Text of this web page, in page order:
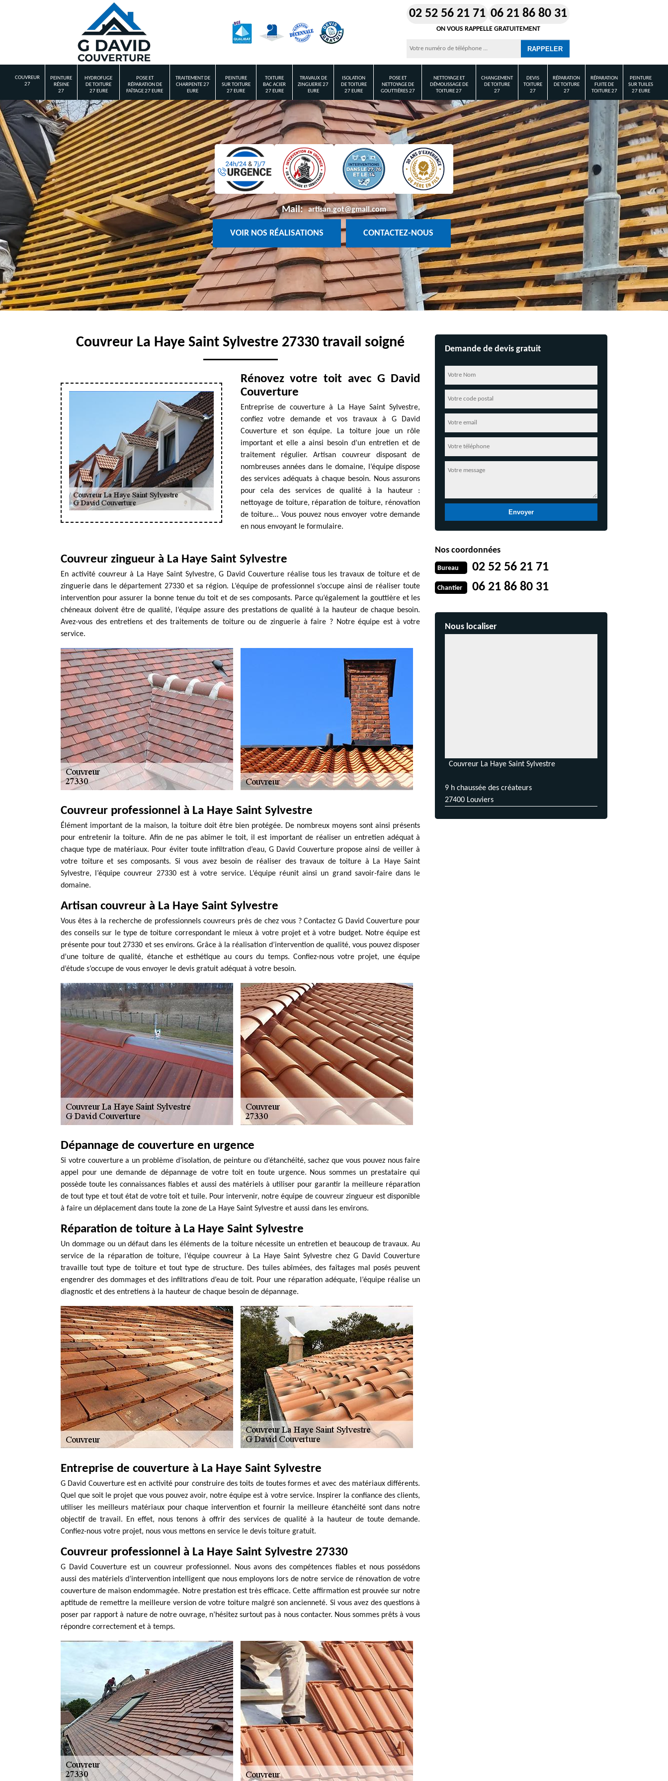
02 52 56 21 71 06 21 86 80 31
ON VOUS RAPPELLE GRATUITEMENT
COUVREUR
27
PEINTURE
RÉSINE
27
HYDROFUGE
DE TOITURE
27 EURE
POSE ET
RÉPARATION DE
FAÎTAGE 27 EURE
TRAITEMENT DE
CHARPENTE 27
EURE
PEINTURE
SUR TOITURE
27 EURE
TOITURE
BAC ACIER
27 EURE
TRAVAUX DE
ZINGUERIE 27
EURE
ISOLATION
DE TOITURE
27 EURE
POSE ET
NETTOYAGE DE
GOUTTIÈRES 27
NETTOYAGE ET
DÉMOUSSAGE DE
TOITURE 27
CHANGEMENT
DE TOITURE
27
DEVIS
TOITURE
27
RÉPARATION
DE TOITURE
27
RÉPARATION
FUITE DE
TOITURE 27
PEINTURE
SUR TUILES
27 EURE
Mail: artisan.got@gmail.com
VOIR NOS RÉALISATIONS CONTACTEZ-NOUS
Couvreur La Haye Saint Sylvestre 27330 travail soigné
Rénovez votre toit avec G David
Couverture
Entreprise de couverture à La Haye Saint Sylvestre,
confiez votre demande et vos travaux à G David
Couverture et son équipe. La toiture joue un rôle
important et elle a ainsi besoin d’un entretien et de
traitement régulier. Artisan couvreur disposant de
nombreuses années dans le domaine, l’équipe dispose
des services adéquats à chaque besoin. Nous assurons
pour cela des services de qualité à la hauteur :
nettoyage de toiture, réparation de toiture, rénovation
de toiture… Vous pouvez nous envoyer votre demande
en nous envoyant le formulaire.
Couvreur zingueur à La Haye Saint Sylvestre
En activité couvreur à La Haye Saint Sylvestre, G David Couverture réalise tous les travaux de toiture et de
zinguerie dans le département 27330 et sa région. L’équipe de professionnel s’occupe ainsi de réaliser toute
intervention pour assurer la bonne tenue du toit et de ses composants. Parce qu’également la gouttière et les
chéneaux doivent être de qualité, l’équipe assure des prestations de qualité à la hauteur de chaque besoin.
Avez-vous des entretiens et des traitements de toiture ou de zinguerie à faire ? Notre équipe est à votre
service.
Couvreur professionnel à La Haye Saint Sylvestre
Élément important de la maison, la toiture doit être bien protégée. De nombreux moyens sont ainsi présents
pour entretenir la toiture. Afin de ne pas abîmer le toit, il est important de réaliser un entretien adéquat à
chaque type de matériaux. Pour éviter toute infiltration d’eau, G David Couverture propose ainsi de veiller à
votre toiture et ses composants. Si vous avez besoin de réaliser des travaux de toiture à La Haye Saint
Sylvestre, l’équipe couvreur 27330 est à votre service. L’équipe réunit ainsi un grand savoir-faire dans le
domaine.
Artisan couvreur à La Haye Saint Sylvestre
Vous êtes à la recherche de professionnels couvreurs près de chez vous ? Contactez G David Couverture pour
des conseils sur le type de toiture correspondant le mieux à votre projet et à votre budget. Notre équipe est
présente pour tout 27330 et ses environs. Grâce à la réalisation d’intervention de qualité, vous pouvez disposer
d’une toiture de qualité, étanche et esthétique au cours du temps. Confiez-nous votre projet, une équipe
d’étude s’occupe de vous envoyer le devis gratuit adéquat à votre besoin.
Dépannage de couverture en urgence
Si votre couverture a un problème d’isolation, de peinture ou d’étanchéité, sachez que vous pouvez nous faire
appel pour une demande de dépannage de votre toit en toute urgence. Nous sommes un prestataire qui
possède toute les connaissances fiables et aussi des matériels à utiliser pour garantir la meilleure réparation
de tout type et tout état de votre toit et tuile. Pour intervenir, notre équipe de couvreur zingueur est disponible
à faire un déplacement dans toute la zone de La Haye Saint Sylvestre et aussi dans les environs.
Réparation de toiture à La Haye Saint Sylvestre
Un dommage ou un défaut dans les éléments de la toiture nécessite un entretien et beaucoup de travaux. Au
service de la réparation de toiture, l’équipe couvreur à La Haye Saint Sylvestre chez G David Couverture
travaille tout type de toiture et tout type de structure. Des tuiles abîmées, des faîtages mal posés peuvent
engendrer des dommages et des infiltrations d’eau de toit. Pour une réparation adéquate, l’équipe réalise un
diagnostic et des entretiens à la hauteur de chaque besoin de dépannage.
Entreprise de couverture à La Haye Saint Sylvestre
G David Couverture est en activité pour construire des toits de toutes formes et avec des matériaux différents.
Quel que soit le projet que vous pouvez avoir, notre équipe est à votre service. Inspirer la confiance des clients,
utiliser les meilleurs matériaux pour chaque intervention et fournir la meilleure étanchéité sont dans notre
objectif de travail. En effet, nous tenons à offrir des services de qualité à la hauteur de toute demande.
Confiez-nous votre projet, nous vous mettons en service le devis toiture gratuit.
Couvreur professionnel à La Haye Saint Sylvestre 27330
G David Couverture est un couvreur professionnel. Nous avons des compétences fiables et nous possédons
aussi des matériels d’intervention intelligent que nous employons lors de notre service de rénovation de votre
couverture de maison endommagée. Notre prestation est très efficace. Cette affirmation est prouvée sur notre
aptitude de remettre la meilleure version de votre toiture malgré son ancienneté. Si vous avez des questions à
poser par rapport à nature de notre ouvrage, n’hésitez surtout pas à nous contacter. Nous sommes prêts à vous
répondre correctement et à temps.
Demande de devis gratuit
Nos coordonnées
Bureau 02 52 56 21 71
Chantier 06 21 86 80 31
Nous localiser
Couvreur La Haye Saint Sylvestre
9 h chaussée des créateurs
27400 Louviers